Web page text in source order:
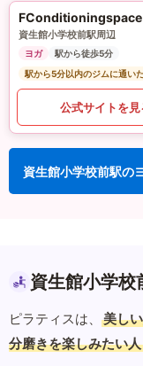
FConditioningspace
資生館小学校前駅周辺
ヨガ
駅から徒歩5分
駅から5分以内のジムに通い
公式サイトを見
資生館小学校前駅の
資生館小学校
ピラティスは、 美し
分磨きを楽しみたい人